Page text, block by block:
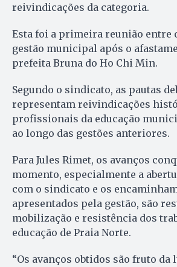
reivindicações da categoria.
Esta foi a primeira reunião entre
gestão municipal após o
prefeita Bruna do Ho Chi Min.
Segundo o sindicato, as pautas
representam reivindicações
profissionais da educação
ao longo das gestões anteriores.
Para Jules Rimet, os avanços
momento, especialmente a
com o sindicato e os
apresentados pela gestão, são
mobilização e resistência dos
educação de Praia Norte.
“Os avanços obtidos são fruto da